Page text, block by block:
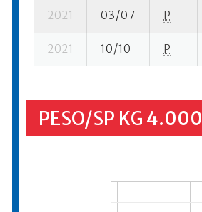
2021 03/07 P
2021 10/10 P
PESO/SP KG 4.000